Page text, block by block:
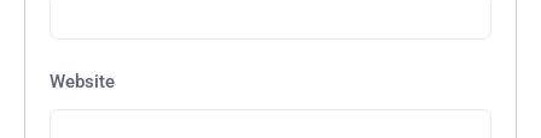
Website